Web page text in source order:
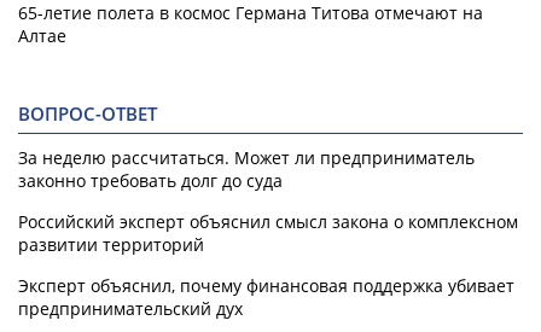
65-летие полета в космос Германа Титова отмечают на
Алтае
ВОПРОС-ОТВЕТ
За неделю рассчитаться. Может ли предприниматель
законно требовать долг до суда
Российский эксперт объяснил смысл закона о комплексном
развитии территорий
Эксперт объяснил, почему финансовая поддержка убивает
предпринимательский дух